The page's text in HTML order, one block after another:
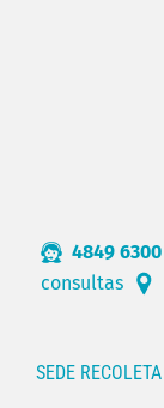
4849 6300
consultas
SEDE RECOLETA